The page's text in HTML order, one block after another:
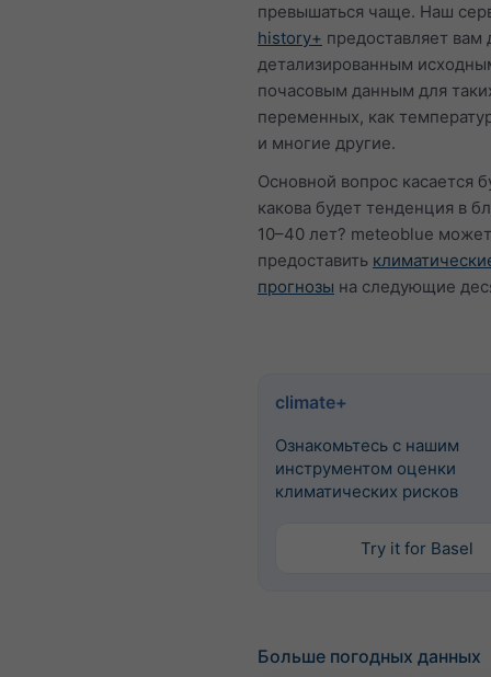
превышаться чаще. Наш
history+ предоставляет вам
детализированным
почасовым данным для
переменных, как
и многие другие.
Основной вопрос касается
какова будет тенденция в
10–40 лет? meteoblue может
предоставить
прогнозы на следующие
climate+
Ознакомьтесь с нашим
инструментом оценки
климатических рисков
Try it for Basel
Больше погодных данных